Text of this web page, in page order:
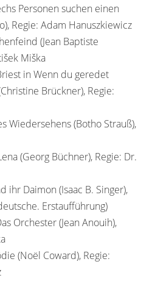
Personen suchen einen
Regie: Adam Hanuszkiewicz
(Jean Baptiste
Miška
in Wenn du geredet
Brückner), Regie:
Wiedersehens (Botho Strauß),
(Georg Büchner), Regie: Dr.
ihr Daimon (Isaac B. Singer),
Erstaufführung)
Orchester (Jean Anouih),
(Noël Coward), Regie: